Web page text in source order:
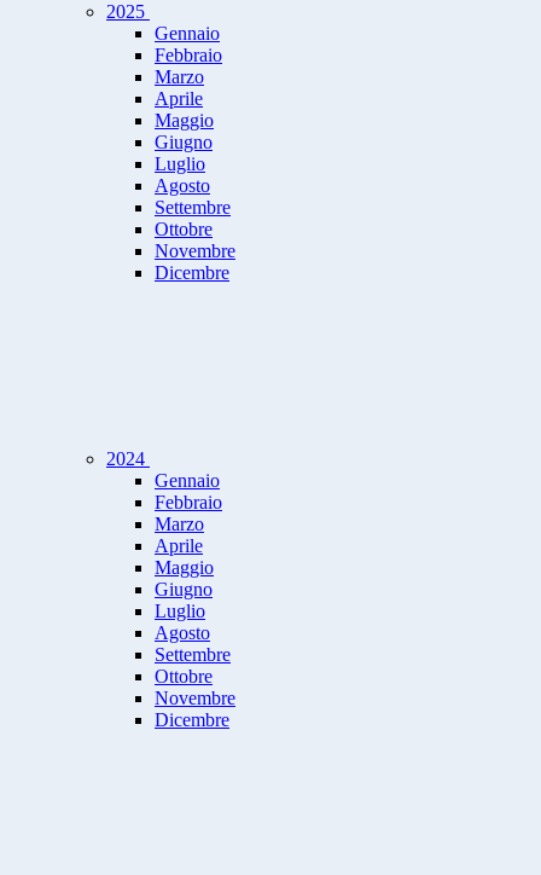
2025
Gennaio
Febbraio
Marzo
Aprile
Maggio
Giugno
Luglio
Agosto
Settembre
Ottobre
Novembre
Dicembre
2024
Gennaio
Febbraio
Marzo
Aprile
Maggio
Giugno
Luglio
Agosto
Settembre
Ottobre
Novembre
Dicembre